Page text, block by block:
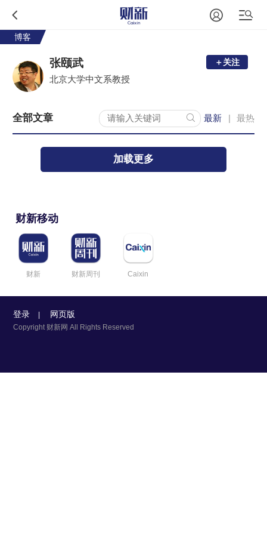
博客
张颐武
北京大学中文系教授
＋关注
全部文章 最新 最热
加载更多
财新移动
财新 财新周刊 Caixin
登录 | 网页版
Copyright 财新网 All Rights Reserved